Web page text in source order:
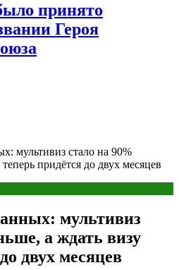
принято
Героя
мультивиз стало на 90%
придётся до двух месяцев
мультивиз
а ждать визу
двух месяцев